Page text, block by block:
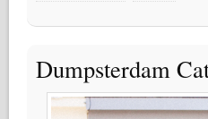
Dumpsterdam